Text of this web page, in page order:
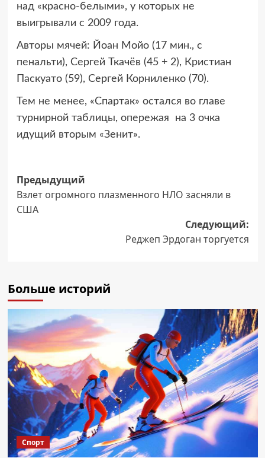
над «красно-белыми», у которых не
выигрывали с 2009 года.
Авторы мячей: Йоан Мойо (17 мин., с
пенальти), Сергей Ткачёв (45 + 2), Кристиан
Паскуато (59), Сергей Корниленко (70).
Тем не менее, «Спартак» остался во главе
турнирной таблицы, опережая на 3 очка
идущий вторым «Зенит».
Навигация
записи
Предыдущий
Взлет огромного плазменного НЛО засняли в
США
Следующий:
Реджеп Эрдоган торгуется
Больше историй
Спорт